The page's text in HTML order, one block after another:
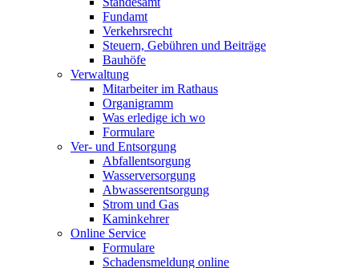
Fundamt
Verkehrsrecht
Steuern, Gebühren und Beiträge
Bauhöfe
Verwaltung
Mitarbeiter im Rathaus
Organigramm
Was erledige ich wo
Formulare
Ver- und Entsorgung
Abfallentsorgung
Wasserversorgung
Abwasserentsorgung
Strom und Gas
Kaminkehrer
Online Service
Formulare
Schadensmeldung online